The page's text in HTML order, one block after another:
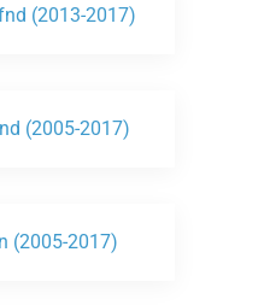
(2013-2017)
(2005-2017)
(2005-2017)